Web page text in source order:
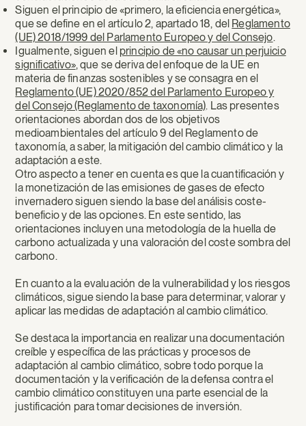
Siguen el principio de «primero, la eficiencia energética»,
que se define en el artículo 2, apartado 18, del Reglamento
(UE) 2018/1999 del Parlamento Europeo y del Consejo.
Igualmente, siguen el principio de «no causar un perjuicio
significativo», que se deriva del enfoque de la UE en
materia de finanzas sostenibles y se consagra en el
Reglamento (UE) 2020/852 del Parlamento Europeo y
del Consejo (Reglamento de taxonomía). Las presentes
orientaciones abordan dos de los objetivos
medioambientales del artículo 9 del Reglamento de
taxonomía, a saber, la mitigación del cambio climático y la
adaptación a este.
Otro aspecto a tener en cuenta es que la cuantificación y
la monetización de las emisiones de gases de efecto
invernadero siguen siendo la base del análisis coste-
beneficio y de las opciones. En este sentido, las
orientaciones incluyen una metodología de la huella de
carbono actualizada y una valoración del coste sombra del
carbono.
En cuanto a la evaluación de la vulnerabilidad y los riesgos
climáticos, sigue siendo la base para determinar, valorar y
aplicar las medidas de adaptación al cambio climático.
Se destaca la importancia en realizar una documentación
creíble y específica de las prácticas y procesos de
adaptación al cambio climático, sobre todo porque la
documentación y la verificación de la defensa contra el
cambio climático constituyen una parte esencial de la
justificación para tomar decisiones de inversión.